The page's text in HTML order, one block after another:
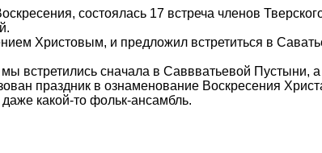
состоялась 17 встреча членов
Христовым, и предложил встретиться в
встретились сначала в Саввватьевой Пустыни,
праздник в ознаменование Воскресения
какой-то фольк-ансамбль.